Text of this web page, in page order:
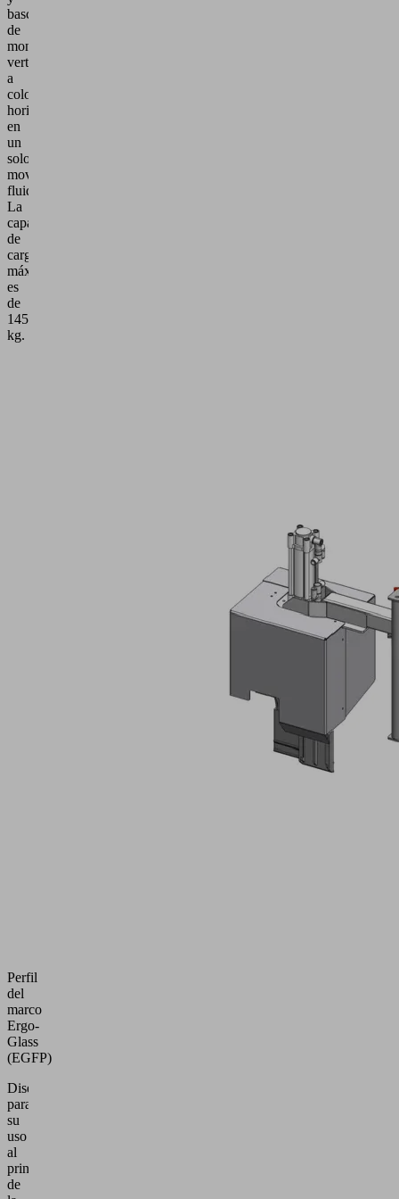
bascular
de
montaje
vertical
a
colocación
horizontal
en
un
solo
movimiento
fluido.
La
capacidad
de
carga
máxima
es
de
145
kg.
Perfil
del
marco
Ergo-
Glass
(EGFP)
Diseñada
para
su
uso
al
principio
de